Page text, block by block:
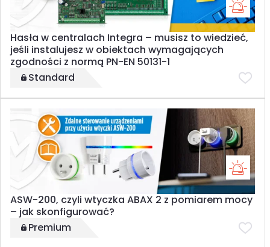
Hasła w centralach Integra – musisz to wiedzieć,
jeśli instalujesz w obiektach wymagających
zgodności z normą PN-EN 50131-1
Standard
ASW-200, czyli wtyczka ABAX 2 z pomiarem mocy
– jak skonfigurować?
Premium